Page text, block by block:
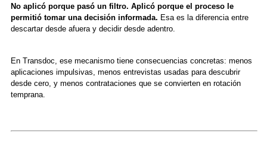
No aplicó porque pasó un filtro. Aplicó porque el proceso le
permitió tomar una decisión informada. Esa es la diferencia entre
descartar desde afuera y decidir desde adentro.
En Transdoc, ese mecanismo tiene consecuencias concretas: menos
aplicaciones impulsivas, menos entrevistas usadas para descubrir
desde cero, y menos contrataciones que se convierten en rotación
temprana.